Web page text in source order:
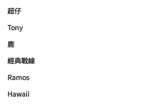
超仔
Tony
鹿
經典戰線
Ramos
Hawaii